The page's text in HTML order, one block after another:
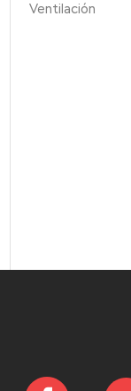
Ventilación